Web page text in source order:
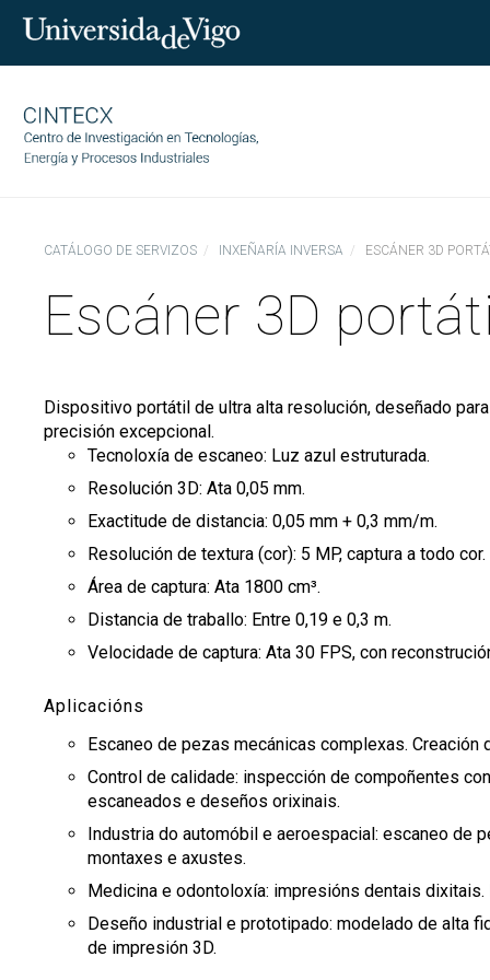
Quen somos
Indicadores
Transparencia
Traballa con nós
Investigación
CINTECX Annual Challenge
Publicacións
Proxectos
Achegas a congresos
Teses
Socios tecnolóxicos
Contratos con empresas
Patentes
Spin offs
Servizos
Instalacións
Catálogo de servizos
Ciencia e sociedade
Divulgación científica
Alerta verde
Comunicación
Novas
Eventos
Calendario
Prensa
Igualdade
Política de igualdade
Igualdade na investigación
Igualdade en CINTECX
ES EN Search
por:
BUSCAR
CATÁLOGO DE SERVIZOS INXEÑARÍA INVERSA ESCÁNER 3D
Escáner 3D
Dispositivo portátil de ultra alta resolución, deseñado
precisión excepcional.
Tecnoloxía de escaneo: Luz azul estruturada.
Resolución 3D: Ata 0,05 mm.
Exactitude de distancia: 0,05 mm + 0,3 mm/m.
Resolución de textura (cor): 5 MP, captura a todo cor.
Área de captura: Ata 1800 cm³.
Distancia de traballo: Entre 0,19 e 0,3 m.
Velocidade de captura: Ata 30 FPS, con
Aplicacións
Escaneo de pezas mecánicas complexas.
Control de calidade: inspección de compoñentes
escaneados e deseños orixinais.
Industria do automóbil e aeroespacial: escaneo de
montaxes e axustes.
Medicina e odontoloxía: impresións dentais
Deseño industrial e prototipado: modelado de alta
de impresión 3D.